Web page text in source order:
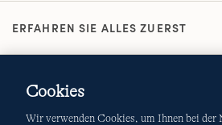
ERFAHREN SIE ALLES ZUERST
Cookies
Wir verwenden Cookies, um Ihnen bei der